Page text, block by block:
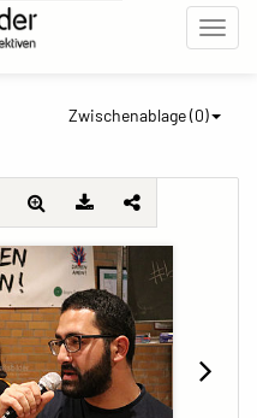
Zwischenablage (0)